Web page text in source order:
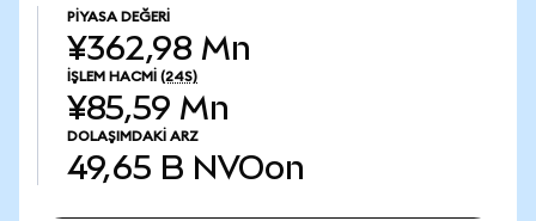
PIYASA DEĞERI
¥362,98 Mn
İŞLEM HACMI (24S)
¥85,59 Mn
DOLAŞIMDAKI ARZ
49,65 B NVOon